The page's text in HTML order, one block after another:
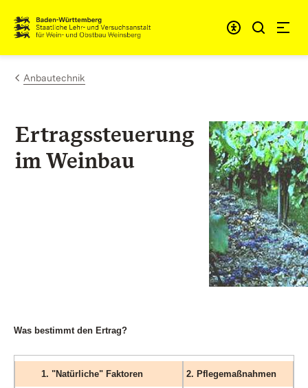
Zum Inhalt springen
Link zur Startseite
Anbautechnik
Ertragssteuerung
im Weinbau
Was bestimmt den Ertrag?
1. "Natürliche" Faktoren 2. Pflegemaßnahmen